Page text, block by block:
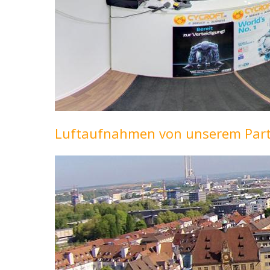
Luftaufnahmen von unserem